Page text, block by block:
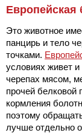
Европейская
Это животное
панцирь и тело
точками.
условиях живет
черепах мясом,
прочей белковой
кормления
поэтому
лучше отдельно